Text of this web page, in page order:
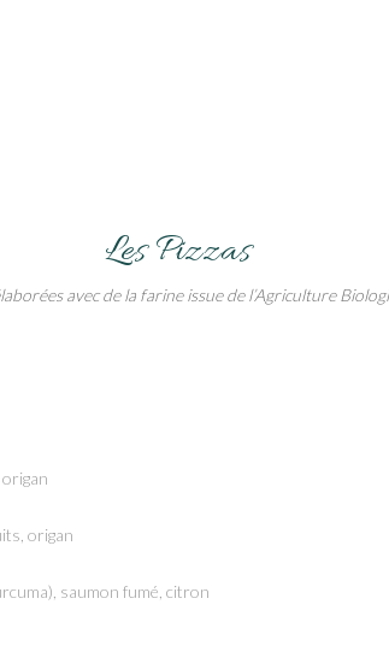
Les Pizzas
avec de la farine issue de l’Agriculture
origan
saumon fumé, citron